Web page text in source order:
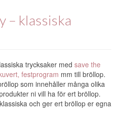
– klassiska
trycksaker med save the
festprogram mm till bröllop.
som innehåller många olika
ni vill ha för ert bröllop.
och ger ert bröllop er egna